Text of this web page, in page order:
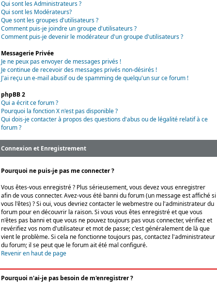
Qui sont les Administrateurs ?
Qui sont les Modérateurs?
Que sont les groupes d'utilisateurs ?
Comment puis-je joindre un groupe d'utilisateurs ?
Comment puis-je devenir le modérateur d'un groupe d'utilisateurs ?
Messagerie Privée
Je ne peux pas envoyer de messages privés !
Je continue de recevoir des messages privés non-désirés !
J'ai reçu un e-mail abusif ou de spamming de quelqu'un sur ce forum !
phpBB 2
Qui a écrit ce forum ?
Pourquoi la fonction X n'est pas disponible ?
Qui dois-je contacter à propos des questions d'abus ou de légalité relatif à ce
forum ?
Connexion et Enregistrement
Pourquoi ne puis-je pas me connecter ?
Vous êtes-vous enregistré ? Plus sérieusement, vous devez vous enregistrer
afin de vous connecter. Avez-vous été banni du forum (un message est affiché si
vous l'êtes) ? Si oui, vous devriez contacter le webmestre ou l'administrateur du
forum pour en découvrir la raison. Si vous vous êtes enregistré et que vous
n'êtes pas banni et que vous ne pouvez toujours pas vous connecter, vérifiez et
revérifiez vos nom d'utilisateur et mot de passe; c'est généralement de là que
vient le problème. Si cela ne fonctionne toujours pas, contactez l'administrateur
du forum; il se peut que le forum ait été mal configuré.
Revenir en haut de page
Pourquoi n'ai-je pas besoin de m'enregistrer ?